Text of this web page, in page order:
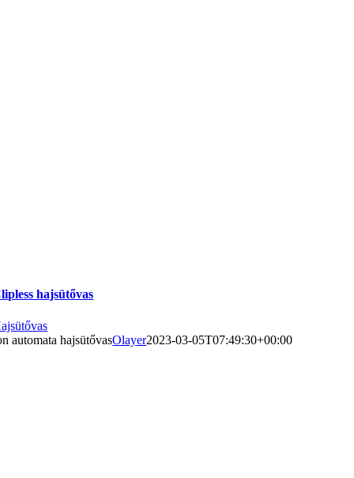
hajsütővas
automata hajsütővasOlayer2023-03-05T07:49:30+00:00